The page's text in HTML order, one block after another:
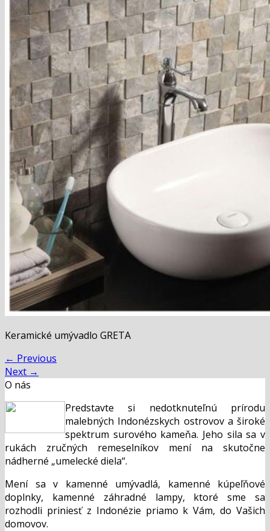
Blog
Hľadať:
Hľadať:
Košík
Žiadne produkty v košíku.
Keramické umývadlo GRETA
← Previous
Next →
O nás
Predstavte si nedotknuteľnú prírodu
malebných Indonézskych ostrovov a široké
spektrum surového kameňa. Jeho sila sa v
rukách zručných remeselníkov mení na skutočne
nádherné „umelecké diela“.
Mení sa v kamenné umývadlá, kamenné kúpeľňové
doplnky, kamenné záhradné lampy, ktoré sme sa
rozhodli priniesť z Indonézie priamo k Vám, do Vašich
domovov.